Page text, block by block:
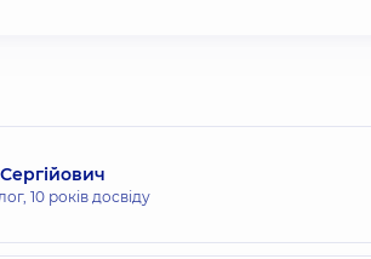
10 років досвіду